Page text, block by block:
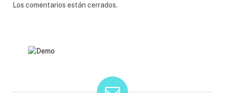
Los comentarios están cerrados.